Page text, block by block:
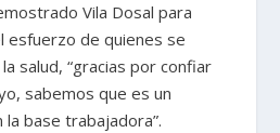
Vila Dosal para
esfuerzo de quienes se
salud, “gracias por confiar
sabemos que es un
base trabajadora”.